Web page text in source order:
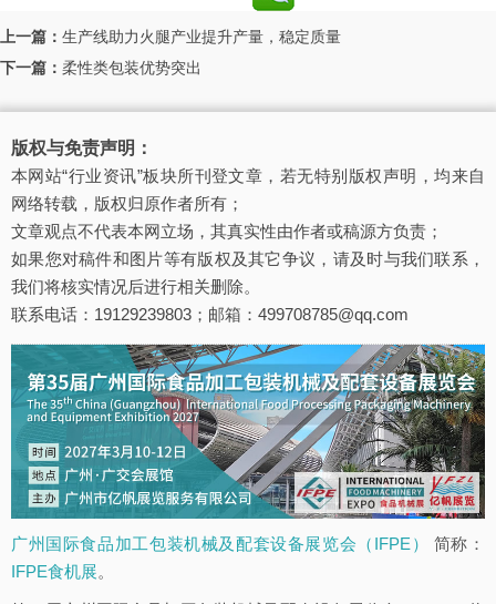
上一篇： 生产线助力火腿产业提升产量，稳定质量
下一篇： 柔性类包装优势突出
版权与免责声明：
本网站“行业资讯”板块所刊登文章，若无特别版权声明，均来自
网络转载，版权归原作者所有；
文章观点不代表本网立场，其真实性由作者或稿源方负责；
如果您对稿件和图片等有版权及其它争议，请及时与我们联系，
我们将核实情况后进行相关删除。
联系电话：19129239803；邮箱：499708785@qq.com
广州国际食品加工包装机械及配套设备展览会（IFPE）
简称：
IFPE食机展。